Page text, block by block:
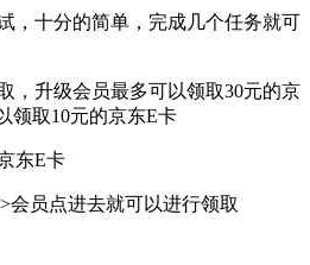
，十分的简单，完成几个任务就可
，升级会员最多可以领取30元的京
领取10元的京东E卡
东E卡
会员点进去就可以进行领取